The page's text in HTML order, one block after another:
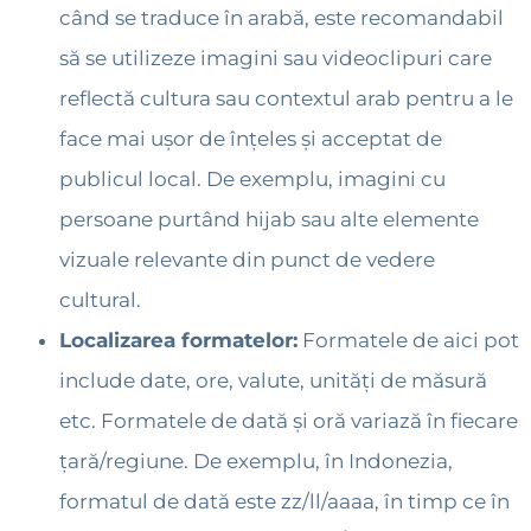
când se traduce în arabă, este recomandabil
să se utilizeze imagini sau videoclipuri care
reflectă cultura sau contextul arab pentru a le
face mai ușor de înțeles și acceptat de
publicul local. De exemplu, imagini cu
persoane purtând hijab sau alte elemente
vizuale relevante din punct de vedere
cultural.
Localizarea formatelor: Formatele de aici pot
include date, ore, valute, unități de măsură
etc. Formatele de dată și oră variază în fiecare
țară/regiune. De exemplu, în Indonezia,
formatul de dată este zz/ll/aaaa, în timp ce în